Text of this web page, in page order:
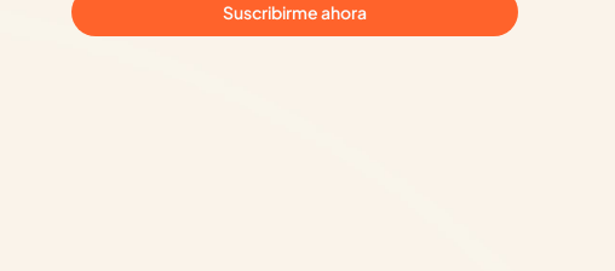
Suscribirme ahora